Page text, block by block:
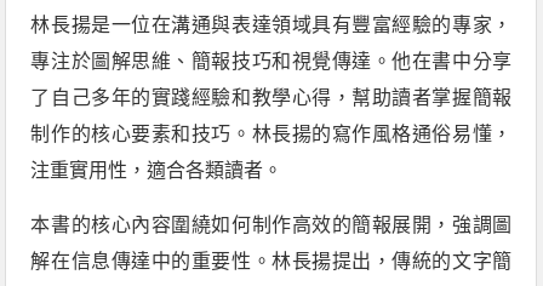
林長揚是一位在溝通與表達領域具有豐富經驗的專家，
專注於圖解思維、簡報技巧和視覺傳達。他在書中分享
了自己多年的實踐經驗和教學心得，幫助讀者掌握簡報
制作的核心要素和技巧。林長揚的寫作風格通俗易懂，
注重實用性，適合各類讀者。
本書的核心內容圍繞如何制作高效的簡報展開，強調圖
解在信息傳達中的重要性。林長揚提出，傳統的文字簡